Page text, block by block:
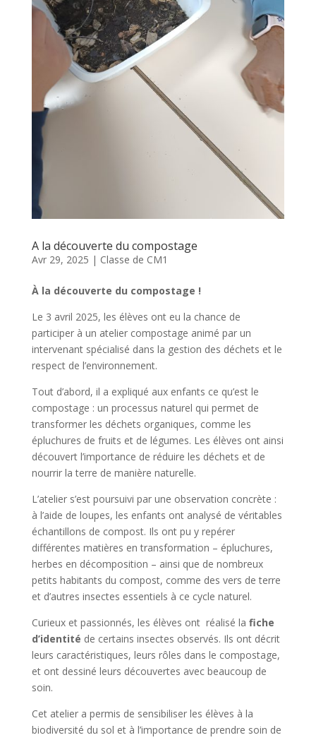
A la découverte du compostage
Avr 29, 2025 | Classe de CM1
À la découverte du compostage !
Le 3 avril 2025, les élèves ont eu la chance de
participer à un atelier compostage animé par un
intervenant spécialisé dans la gestion des déchets et le
respect de l’environnement.
Tout d’abord, il a expliqué aux enfants ce qu’est le
compostage : un processus naturel qui permet de
transformer les déchets organiques, comme les
épluchures de fruits et de légumes. Les élèves ont ainsi
découvert l’importance de réduire les déchets et de
nourrir la terre de manière naturelle.
L’atelier s’est poursuivi par une observation concrète :
à l’aide de loupes, les enfants ont analysé de véritables
échantillons de compost. Ils ont pu y repérer
différentes matières en transformation – épluchures,
herbes en décomposition – ainsi que de nombreux
petits habitants du compost, comme des vers de terre
et d’autres insectes essentiels à ce cycle naturel.
Curieux et passionnés, les élèves ont réalisé la fiche
d’identité de certains insectes observés. Ils ont décrit
leurs caractéristiques, leurs rôles dans le compostage,
et ont dessiné leurs découvertes avec beaucoup de
soin.
Cet atelier a permis de sensibiliser les élèves à la
biodiversité du sol et à l’importance de prendre soin de